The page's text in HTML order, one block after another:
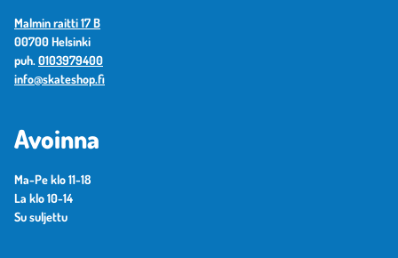
Malmin raitti 17 B
00700 Helsinki
puh. 0103979400
info@skateshop.fi
Avoinna
Ma-Pe klo 11-18
La klo 10-14
Su suljettu